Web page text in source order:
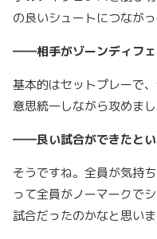
の良いシュートにつながっ
――相手がゾーンディフェ
基本的はセットプレーで
意思統一しながら攻めまし
――良い試合ができたとい
そうですね。全員が気持
って全員がノーマークで
試合だったのかなと思いま